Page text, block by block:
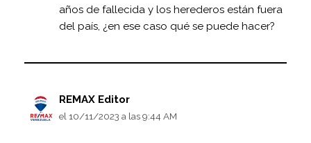
años de fallecida y los herederos están fuera
del país, ¿en ese caso qué se puede hacer?
REMAX Editor
el 10/11/2023 a las 9:44 AM